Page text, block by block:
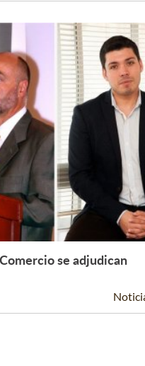
Leer Más +
se adjudican